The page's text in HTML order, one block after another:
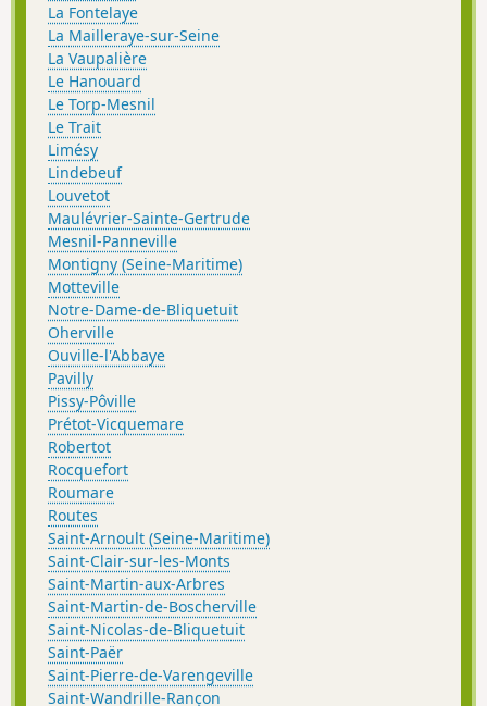
La Fontelaye
La Mailleraye-sur-Seine
La Vaupalière
Le Hanouard
Le Torp-Mesnil
Le Trait
Limésy
Lindebeuf
Louvetot
Maulévrier-Sainte-Gertrude
Mesnil-Panneville
Montigny (Seine-Maritime)
Motteville
Notre-Dame-de-Bliquetuit
Oherville
Ouville-l'Abbaye
Pavilly
Pissy-Pôville
Prétot-Vicquemare
Robertot
Rocquefort
Roumare
Routes
Saint-Arnoult (Seine-Maritime)
Saint-Clair-sur-les-Monts
Saint-Martin-aux-Arbres
Saint-Martin-de-Boscherville
Saint-Nicolas-de-Bliquetuit
Saint-Paër
Saint-Pierre-de-Varengeville
Saint-Wandrille-Rançon